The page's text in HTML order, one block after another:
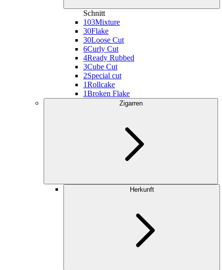
Schnitt
103Mixture
30Flake
30Loose Cut
6Curly Cut
4Ready Rubbed
3Cube Cut
2Special cut
1Rollcake
1Broken Flake
Zigarren
Herkunft